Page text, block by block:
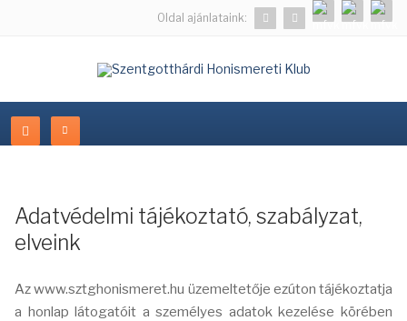
Oldal ajánlataink:
Adatvédelmi tájékoztató, szabályzat,
elveink
Az www.sztghonismeret.hu üzemeltetője ezúton tájékoztatja
a honlap látogatóit a személyes adatok kezelése körében